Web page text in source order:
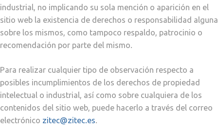
industrial, no implicando su sola mención o aparición en el
sitio web la existencia de derechos o responsabilidad alguna
sobre los mismos, como tampoco respaldo, patrocinio o
recomendación por parte del mismo.
Para realizar cualquier tipo de observación respecto a
posibles incumplimientos de los derechos de propiedad
intelectual o industrial, así como sobre cualquiera de los
contenidos del sitio web, puede hacerlo a través del correo
electrónico zitec@zitec.es.